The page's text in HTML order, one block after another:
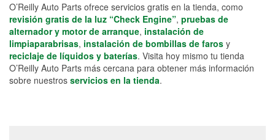
O’Reilly Auto Parts ofrece servicios gratis en la tienda, como
revisión gratis de la luz “Check Engine”, pruebas de
alternador y motor de arranque, instalación de
limpiaparabrisas, instalación de bombillas de faros y
reciclaje de líquidos y baterías. Visita hoy mismo tu tienda
O’Reilly Auto Parts más cercana para obtener más información
sobre nuestros servicios en la tienda.